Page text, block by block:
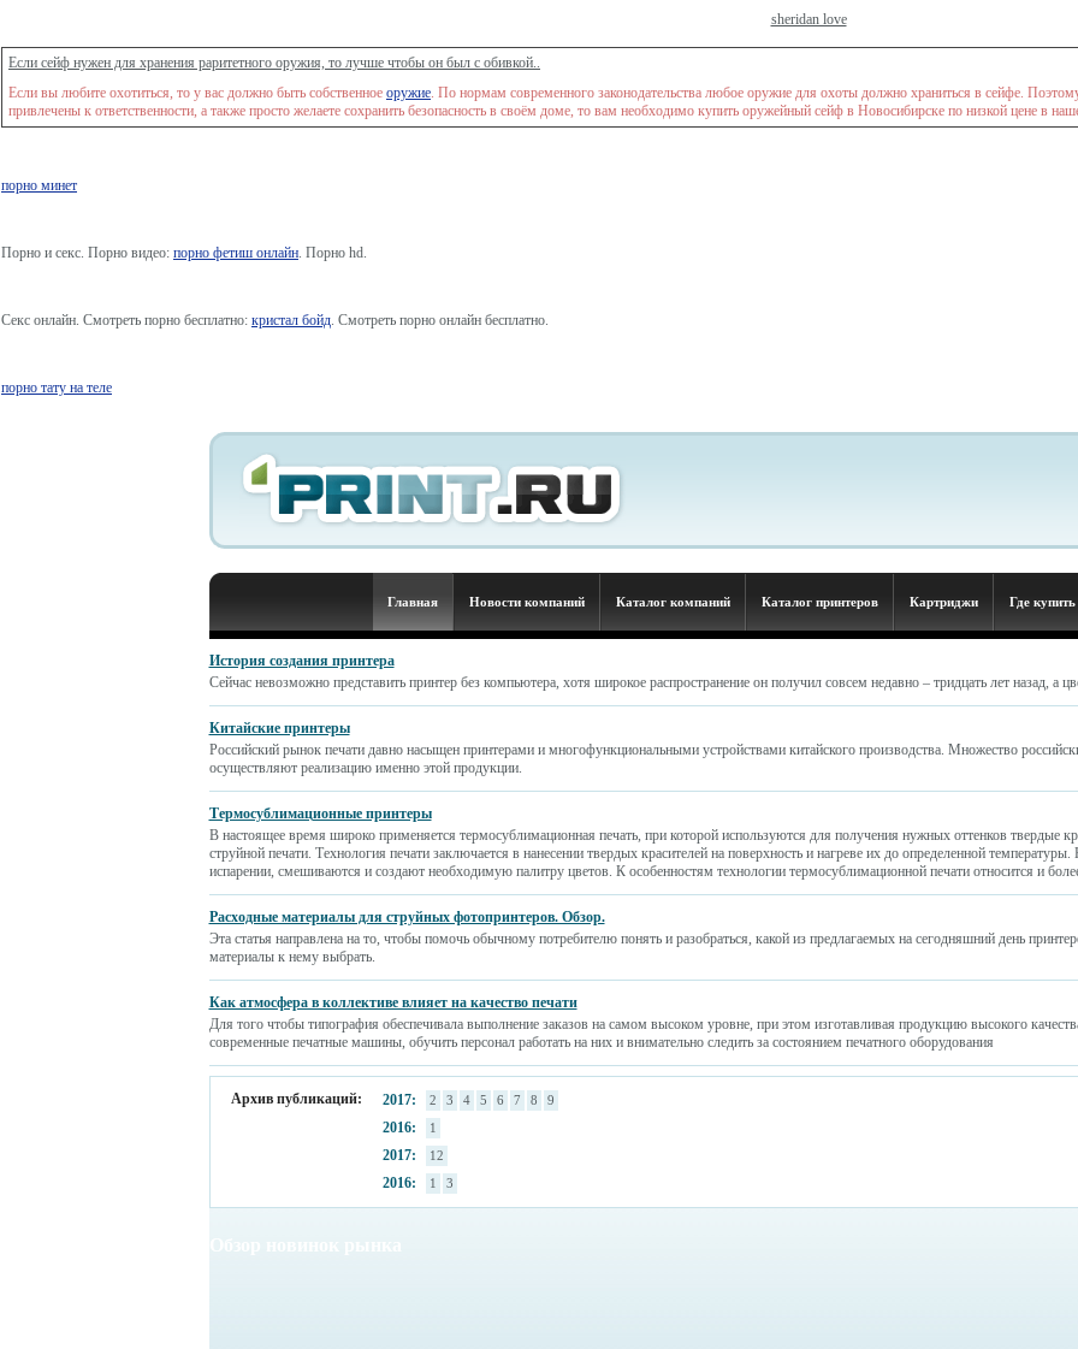
sheridan love
Если сейф нужен для хранения раритетного оружия, то лучше чтобы он был с обивкой..
Если вы любите охотиться, то у вас должно быть собственное оружие. По нормам современного законодательства любое оружие для охоты должно храниться в сейфе.
привлечены к ответственности, а также просто желаете сохранить безопасность в своём доме, то вам необходимо купить оружейный сейф в Новосибирске по низкой цене в
порно минет
Порно и секс. Порно видео: порно фетиш онлайн. Порно hd.
Секс онлайн. Смотреть порно бесплатно: кристал бойд. Смотреть порно онлайн бесплатно.
порно тату на теле
Главная Новости компаний Каталог компаний Каталог принтеров Картриджи Где купить
История создания принтера
Сейчас невозможно представить принтер без компьютера, хотя широкое распространение он получил совсем недавно – тридцать лет назад, а
Китайские принтеры
Российский рынок печати давно насыщен принтерами и многофункциональными устройствами китайского производства. Множество
осуществляют реализацию именно этой продукции.
Термосублимационные принтеры
В настоящее время широко применяется термосублимационная печать, при которой используются для получения нужных оттенков твердые
струйной печати. Технология печати заключается в нанесении твердых красителей на поверхность и нагреве их до определенной
испарении, смешиваются и создают необходимую палитру цветов. К особенностям технологии термосублимационной печати относится и
Расходные материалы для струйных фотопринтеров. Обзор.
Эта статья направлена на то, чтобы помочь обычному потребителю понять и разобраться, какой из предлагаемых на сегодняшний день
материалы к нему выбрать.
Как атмосфера в коллективе влияет на качество печати
Для того чтобы типография обеспечивала выполнение заказов на самом высоком уровне, при этом изготавливая продукцию высокого
современные печатные машины, обучить персонал работать на них и внимательно следить за состоянием печатного оборудования
Архив публикаций: 2017: 2 3 4 5 6 7 8 9
2016: 1
2017: 12
2016: 1 3